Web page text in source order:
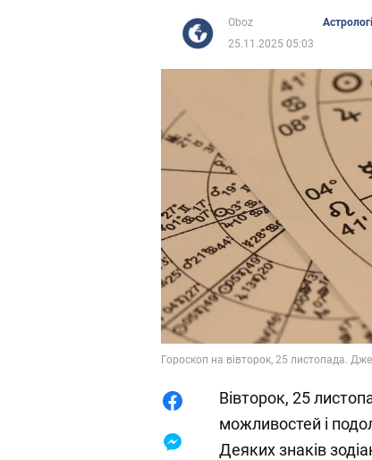
Oboz
25.11.2025 05:03
Гороскоп на вівторок, 25 листопада.
Вівторок, 25
можливостей і
Деяких знаків